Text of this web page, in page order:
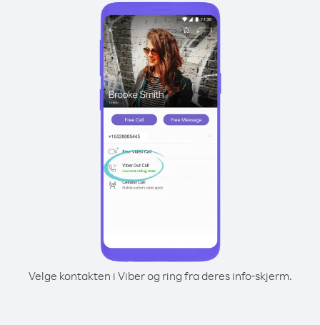
Velge kontakten i Viber og ring fra deres info-skjerm.